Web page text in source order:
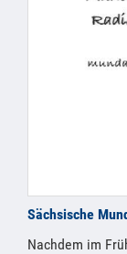
Sächsische
Nachdem im